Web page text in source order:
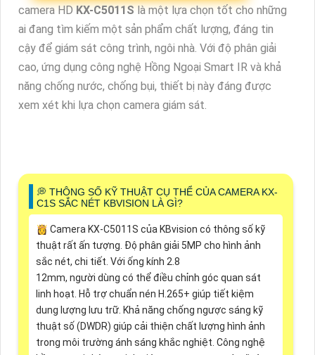
camera HDKX-C5011Slà một lựa chọn tốt cho những
ai đang tìm kiếm một sản phẩm chất lượng, đáng tin
cậy để giám sát công trình, ngôi nhà. Với độ phân giải
cao, ứng dụng công nghệ Hồng Ngoại Smart IR và khả
năng chống nước, chống bụi, thiết bị này đáng được
xem xét khi lựa chọn camera giám sát.
️💭 THÔNG SỐ KỸ THUẬT CỤ THỂ CỦA CAMERA KX-
C1S SẮC NÉT KBVISION LÀ GÌ?
👸 Camera KX-C5011S của KBvision có thông số kỹ
thuật rất ấn tượng. Độ phân giải 5MP cho hình ảnh
sắc nét, chi tiết. Với ống kính 2.8
12mm, người dùng có thể điều chỉnh góc quan sát
linh hoạt. Hỗ trợ chuẩn nén H.265+ giúp tiết kiệm
dung lượng lưu trữ. Khả năng chống ngược sáng kỹ
thuật số (DWDR) giúp cải thiện chất lượng hình ảnh
trong môi trường ánh sáng khắc nghiệt. Công nghệ